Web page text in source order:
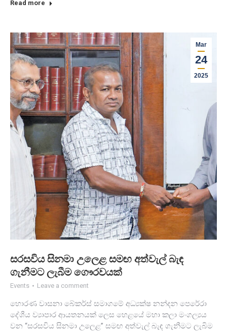
Read more
Mar
24
2025
සරසවිය සිනමා උලෙළ සමඟ අත්වැල් බැඳ
ගැනීමට ලැබීම ගෞරවයක්
Events Leave a comment
හොරණ වාසනා බේකර්ස් සමාගමේ අධ්‍යක්ෂ නන්දන පෙරේරා
දේශීය ව්‍යාපාර ආයතනයක් ලෙස හෙළයේ මහා කලා මංගල්‍යය
වන “සරසවිය සිනමා උලෙළ” සමඟ අත්වැල් බැඳ ගැනීමට ලැබිම